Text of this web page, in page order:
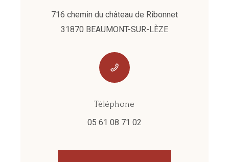
716 chemin du château de Ribonnet
31870 BEAUMONT-SUR-LÈZE
Téléphone
05 61 08 71 02